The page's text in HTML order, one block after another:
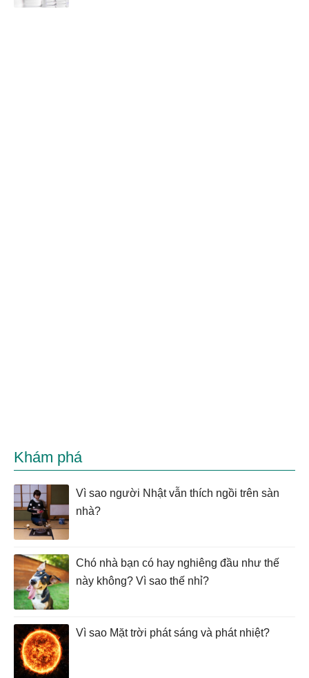
Khám phá
Vì sao người Nhật vẫn thích ngồi trên sàn
nhà?
Chó nhà bạn có hay nghiêng đầu như thế
này không? Vì sao thế nhỉ?
Vì sao Mặt trời phát sáng và phát nhiệt?